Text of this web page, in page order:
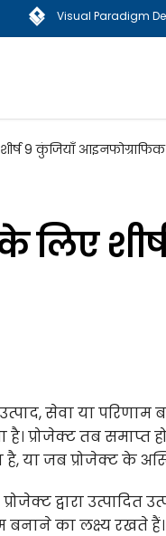
Visual Paradigm
9 कुंजियाँ आइनफोग्राफिक
लिए
सेवा या परिणाम
प्रोजेक्ट तब समाप्त
या जब प्रोजेक्ट के
द्वारा
बनाने का लक्ष्य रखते हैं।